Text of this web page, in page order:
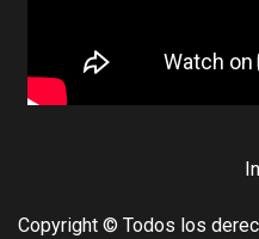
Copyright © Todos los